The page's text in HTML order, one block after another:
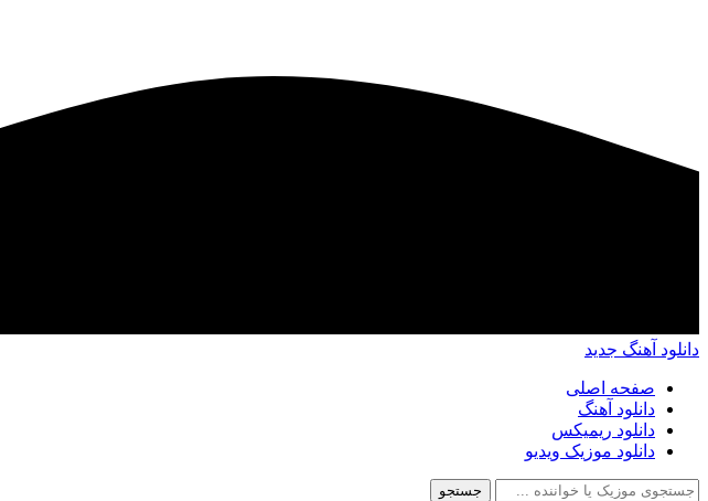
دانلود آهنگ جدید
صفحه اصلی
دانلود آهنگ
دانلود ریمیکس
دانلود موزیک ویدیو
جستجو